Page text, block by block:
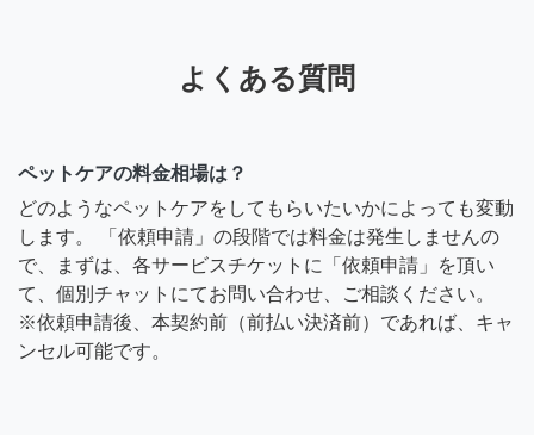
よくある質問
ペットケアの料金相場は？
どのようなペットケアをしてもらいたいかによっても変動
します。 「依頼申請」の段階では料金は発生しませんの
で、まずは、各サービスチケットに「依頼申請」を頂い
て、個別チャットにてお問い合わせ、ご相談ください。
※依頼申請後、本契約前（前払い決済前）であれば、キャ
ンセル可能です。